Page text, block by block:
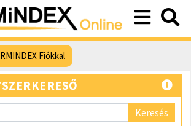
Fiókkal
Keresés